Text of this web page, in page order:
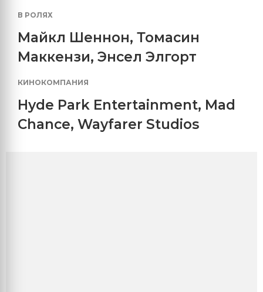
В РОЛЯХ
Майкл Шеннон, Томасин
Маккензи, Энсел Элгорт
КИНОКОМПАНИЯ
Hyde Park Entertainment, Mad
Chance, Wayfarer Studios